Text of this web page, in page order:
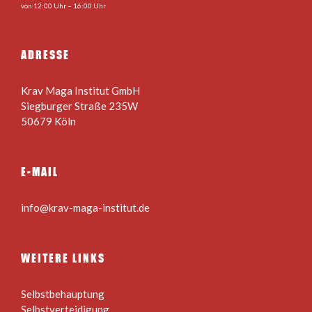
von 12:00 Uhr – 16:00 Uhr
ADRESSE
Krav Maga Institut GmbH
Siegburger Straße 235W
50679 Köln
E-MAIL
info@krav-maga-institut.de
WEITERE LINKS
Selbstbehauptung
Selbstverteidigung